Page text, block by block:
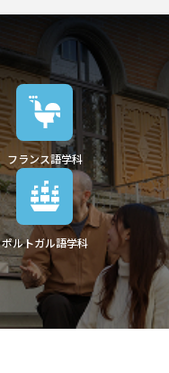
フランス語学科
ポルトガル語学科